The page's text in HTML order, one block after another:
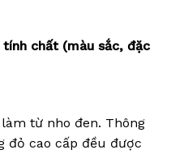
tính chất (màu sắc, đặc
từ nho đen. Thông
đỏ cao cấp đều được